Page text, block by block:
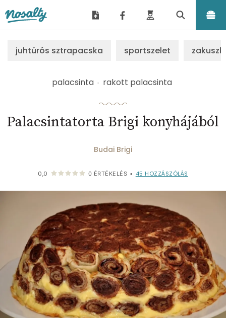
juhtúrós sztrapacska sportszelet
palacsinta rakott palacsinta
Palacsintatorta Brigi konyhájából
Budai Brigi
0,0 0 ÉRTÉKELÉS • 45 HOZZÁSZÓLÁS